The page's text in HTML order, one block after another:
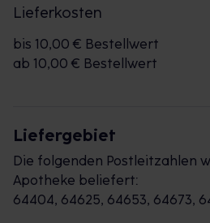
Lieferkosten
bis 10,00 € Bestellwert
ab 10,00 € Bestellwert
Liefergebiet
Die folgenden Postleitzahlen
Apotheke beliefert:
64404, 64625, 64653, 64673,